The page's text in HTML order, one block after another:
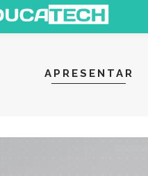
APRESENTAR